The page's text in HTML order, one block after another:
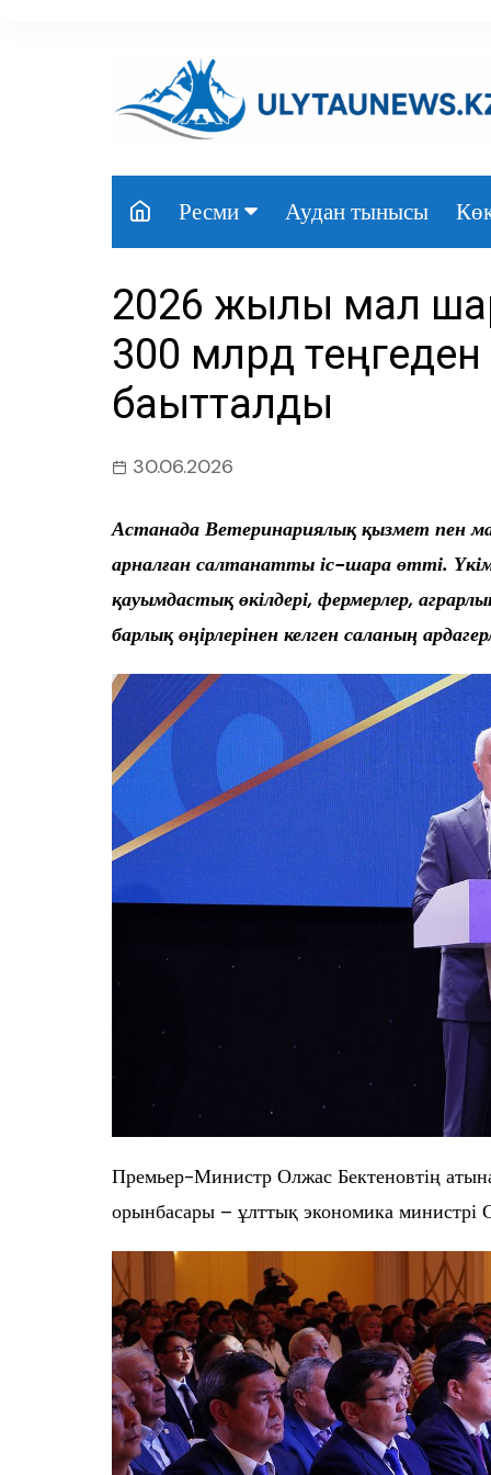
Ресми
Үкімет
Парламент
Облыс әкімдігі
Аудан тынысы
2026 жылы мал
300 млрд
бағытталды
30.06.2026
Астанада Ветеринариялық қызмет пен
арналған салтанатты іс-шара өтті.
қауымдастық өкілдері, фермерлер,
барлық өңірлерінен келген саланың
Премьер-Министр Олжас Бектеновтің
орынбасары – ұлттық экономика министрі